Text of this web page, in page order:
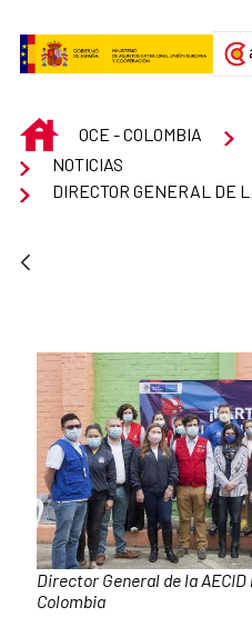
INICIOOCE - COLOMBIA
NOTICIAS
Caption:
Director General de la
Colombia